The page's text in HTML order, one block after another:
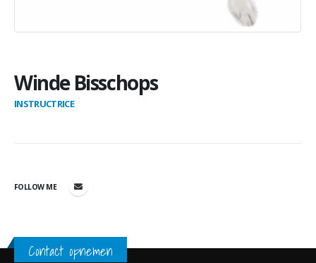
Winde Bisschops
INSTRUCTRICE
FOLLOW ME
Contact opnemen